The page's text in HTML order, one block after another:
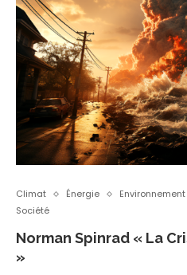
Climat Énergie Environnement
Société
Norman Spinrad « La
»